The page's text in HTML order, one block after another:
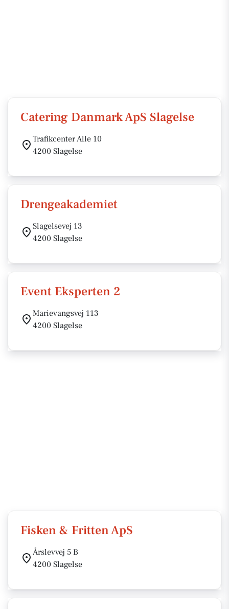
Catering Danmark ApS Slagelse
Trafikcenter Alle 10
4200 Slagelse
Drengeakademiet
Slagelsevej 13
4200 Slagelse
Event Eksperten 2
Marievangsvej 113
4200 Slagelse
Fisken & Fritten ApS
Årslevvej 5 B
4200 Slagelse